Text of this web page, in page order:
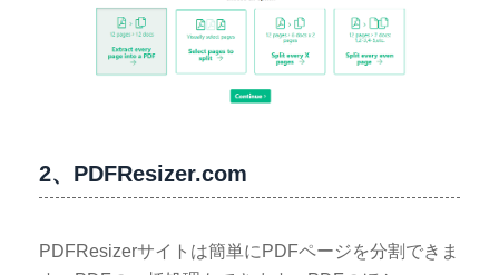
2、PDFResizer.com
PDFResizerサイトは簡単にPDFページを分割できま